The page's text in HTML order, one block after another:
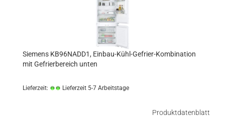
Siemens KB96NADD1, Einbau-Kühl-Gefrier-Kombination
mit Gefrierbereich unten
Lieferzeit: Lieferzeit 5-7 Arbeitstage
Produktdatenblatt